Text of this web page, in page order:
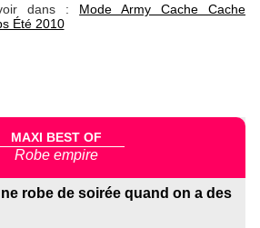
dans : Mode Army Cache Cache
Été 2010
MAXI BEST OF
Robe empire
robe de soirée quand on a des